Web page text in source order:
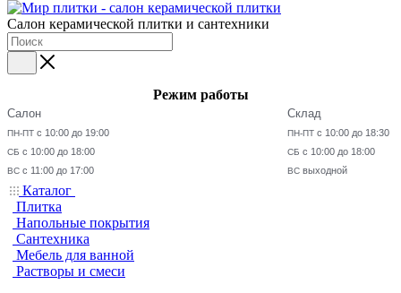
Салон керамической плитки и сантехники
Режим работы
Салон
ПН-ПТ с 10:00 до 19:00
СБ с 10:00 до 18:00
ВС с 11:00 до 17:00
Склад
ПН-ПТ с 10:00 до 18:30
СБ с 10:00 до 18:00
ВС выходной
Каталог
Плитка
Напольные покрытия
Сантехника
Мебель для ванной
Растворы и смеси